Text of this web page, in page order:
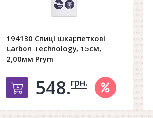
194180 Спиці шкарпеткові
Carbon Technology, 15см,
2,00мм Prym
Добавить в корзину
548.грн.